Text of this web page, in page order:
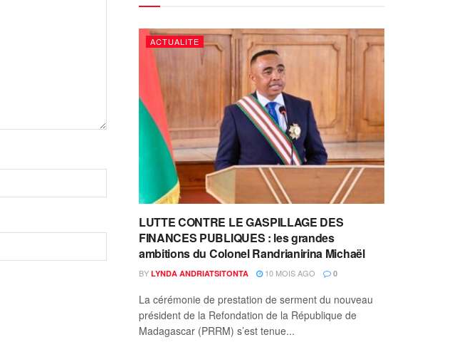
ACTUALITE
LUTTE CONTRE LE GASPILLAGE DES
FINANCES PUBLIQUES : les grandes
ambitions du Colonel Randrianirina Michaël
BY LYNDA ANDRIATSITONTA 10 MOIS AGO 0
La cérémonie de prestation de serment du nouveau
président de la Refondation de la République de
Madagascar (PRRM) s’est tenue...